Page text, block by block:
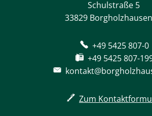
Schulstraße 5
33829 Borgholzhausen
+49 5425 807-0
+49 5425 807-
Zum